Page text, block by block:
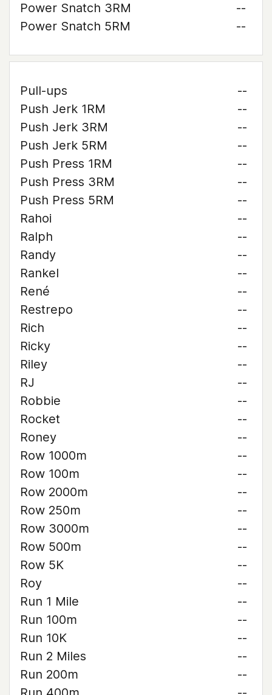
Power Snatch 3RM
--
Power Snatch 5RM
--
Pull-ups
--
Push Jerk 1RM
--
Push Jerk 3RM
--
Push Jerk 5RM
--
Push Press 1RM
--
Push Press 3RM
--
Push Press 5RM
--
Rahoi
--
Ralph
--
Randy
--
Rankel
--
René
--
Restrepo
--
Rich
--
Ricky
--
Riley
--
RJ
--
Robbie
--
Rocket
--
Roney
--
Row 1000m
--
Row 100m
--
Row 2000m
--
Row 250m
--
Row 3000m
--
Row 500m
--
Row 5K
--
Roy
--
Run 1 Mile
--
Run 100m
--
Run 10K
--
Run 2 Miles
--
Run 200m
--